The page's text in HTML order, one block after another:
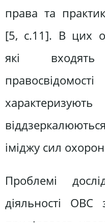
права та
[5, с.11]. В цих
які
іміджу сил
Проблемі
діяльності ОВС